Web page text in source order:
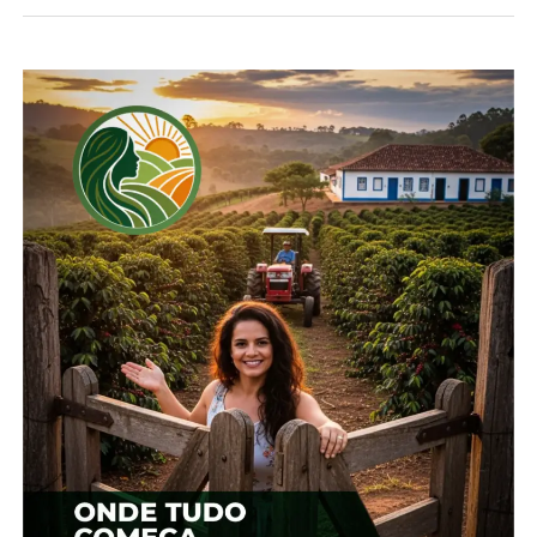
PRÓXIMOS PASSOS
As duas concessionárias estão trabalhando nas
estruturas das praças de pedágio desde o final do
ano passado, mas o prazo da concessão só passa a
contar a partir da Data da Assunção, caracterizada
pela assinatura do Termo de Arrolamento e
Transferência de Bens, o que deve ocorrer nos